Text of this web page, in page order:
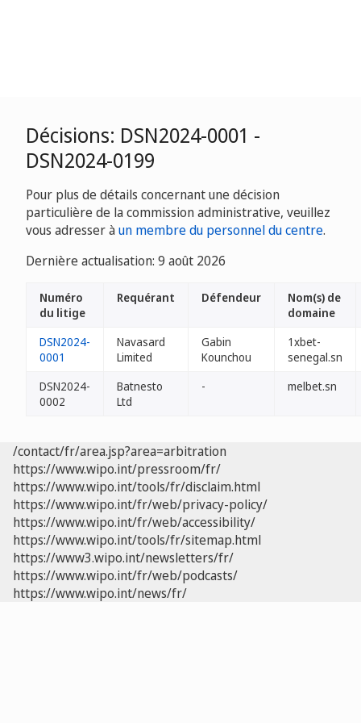
Décisions: DSN2024-0001 -
DSN2024-0199
Pour plus de détails concernant une décision
particulière de la commission administrative, veuillez
vous adresser àun membre du personnel du centre.
Dernière actualisation: 9 août 2026
Numéro
du litige
Requérant Défendeur
Nom(s) de
domaine
DSN2024-
0001
Navasard
Limited
Gabin
Kounchou
1xbet-
senegal.sn
DSN2024-
0002
Batnesto
Ltd
- melbet.sn
/contact/fr/area.jsp?area=arbitration
https://www.wipo.int/pressroom/fr/
https://www.wipo.int/tools/fr/disclaim.html
https://www.wipo.int/fr/web/privacy-policy/
https://www.wipo.int/fr/web/accessibility/
https://www.wipo.int/tools/fr/sitemap.html
https://www3.wipo.int/newsletters/fr/
https://www.wipo.int/fr/web/podcasts/
https://www.wipo.int/news/fr/